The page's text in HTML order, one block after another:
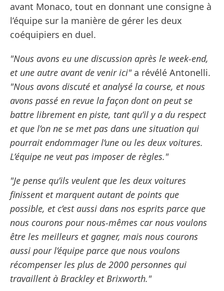
avant Monaco, tout en donnant une consigne à
l’équipe sur la manière de gérer les deux
coéquipiers en duel.
"Nous avons eu une discussion après le week-end,
et une autre avant de venir ici"a révélé Antonelli.
"Nous avons discuté et analysé la course, et nous
avons passé en revue la façon dont on peut se
battre librement en piste, tant qu’il y a du respect
et que l’on ne se met pas dans une situation qui
pourrait endommager l’une ou les deux voitures.
L’équipe ne veut pas imposer de règles."
"Je pense qu’ils veulent que les deux voitures
finissent et marquent autant de points que
possible, et c’est aussi dans nos esprits parce que
nous courons pour nous-mêmes car nous voulons
être les meilleurs et gagner, mais nous courons
aussi pour l’équipe parce que nous voulons
récompenser les plus de 2000 personnes qui
travaillent à Brackley et Brixworth."